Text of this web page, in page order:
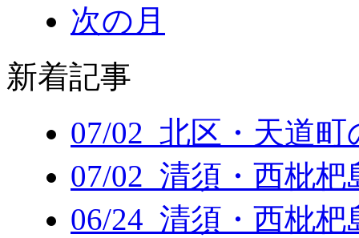
次の月
新着記事
07/02 北区・天道町
07/02 清須・西枇杷
06/24 清須・西枇杷